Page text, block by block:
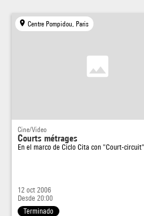
Centre Pompidou, Paris
Cine/Video
Courts métrages
En el marco de Ciclo Cita con "Court-circuit"
12 oct 2006
Desde 20:00
Terminado